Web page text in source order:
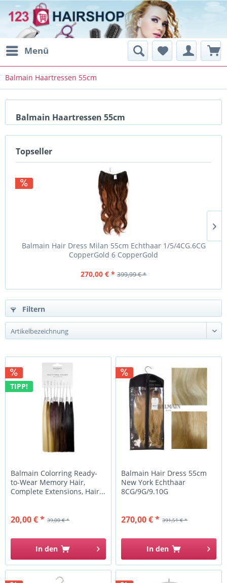
Menü
Balmain Haartressen 55cm
Balmain Haartressen 55cm
Topseller
Balmain Hair Dress Milan 55cm Echthaar 1/5/4CG.6CG
CopperGold 6 CopperGold
270,00 € * 399,99 € *
Filtern
TIPP!
Balmain Colorring Ready-
to-Wear Memory Hair,
Complete Extensions, Hair...
39,00 € *
20,00 € *
In den
Balmain Hair Dress 55cm
New York Echthaar
8CG/9G/9.10G
391,51 € *
270,00 € *
In den